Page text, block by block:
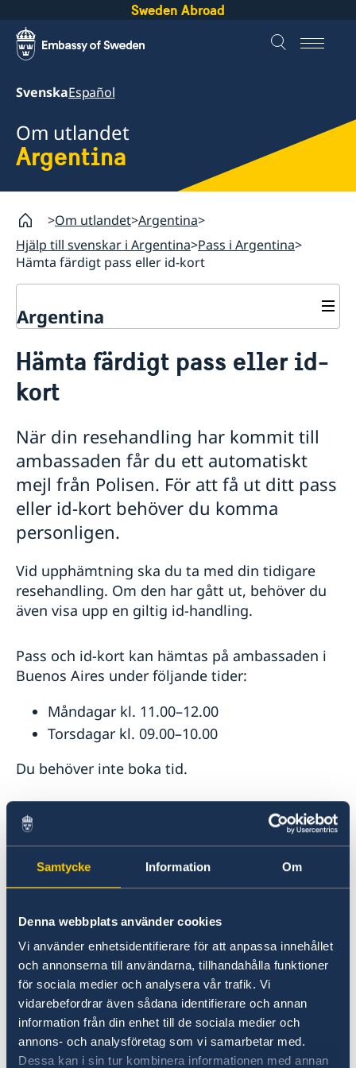
Samtycke Information Om
Denna webbplats använder cookies
Vi använder enhetsidentifierare för att anpassa innehållet
och annonserna till användarna, tillhandahålla funktioner
för sociala medier och analysera vår trafik. Vi
vidarebefordrar även sådana identifierare och annan
information från din enhet till de sociala medier och
annons- och analysföretag som vi samarbetar med.
Dessa kan i sin tur kombinera informationen med annan
Sweden Abroad
SvenskaEspañol
Om utlandet
Argentina
Om utlandet Argentina
Hjälp till svenskar i Argentina Pass i Argentina
Hämta färdigt pass eller id-kort
Argentina
Hjälp till svenskar i Argentina
Rösta i Argentina
Passansökan för vuxna
Passansökan för barn under 18 år
Nationellt id-kort
Provisoriskt pass
Samordningsnummer
Förlust av pass
Hämta färdigt pass eller id-kort
Polisanmälan
Förlust av pass eller bankkort
Ekonomisk hjälp
Om du behöver någonstans att bo
Viktiga telefonnummer
Svenskt medborgarskap i Argentina
Registrera nyfödd utomlands
utom­lands före 1 april 2015
Dubbelt medborgarskap
Svensk pension i Argentina
Dödsfall i Argentina
Arv i Argentina
Legaliseringar i Argentina
Avgifter i Argentina
Ambassadens reseinformation – Argentina
Aktuella händelser
Allmänna säkerhetsläget
Terrorism
In- och utresebestämmelser
Hälso- och sjukvård
Kriminalitet och personlig säkerhet
Trafiksäkerhet
Inför resan till Argentina
Hämta färdigt pass eller id-
kort
När din resehandling har kommit till
ambassaden får du ett automatiskt
mejl från Polisen. För att få ut ditt pass
eller id-kort behöver du komma
personligen.
Vid upphämtning ska du ta med din tidigare
resehandling. Om den har gått ut, behöver du
även visa upp en giltig id-handling.
Pass och id-kort kan hämtas på ambassaden i
Buenos Aires under följande tider:
Måndagar kl. 11.00–12.00
Torsdagar kl. 09.00–10.00
Du behöver inte boka tid.
Utlämning av resehandlingar för
minderåriga
För minderåriga ska resehandlingen hämtas av
en av vårdnadshavarna. Barnets tidigare
handling ska medtas.
Utlämning via konsulat
Du kan välja att hämta ditt pass eller id-kort på
något av konsulaten i Argentina, Paraguay eller
Uruguay. Observera att en utlämningsavgift